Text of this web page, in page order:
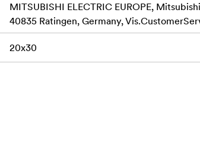
MITSUBISHI ELECTRIC EUROPE,
40835 Ratingen, Germany,
20x30